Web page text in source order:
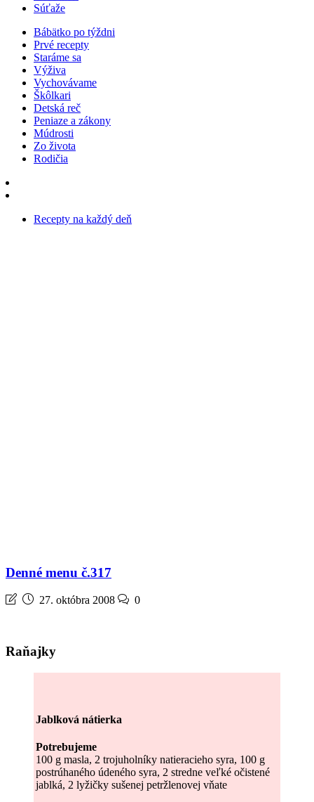
Súťaže
Bábätko po týždni
Prvé recepty
Staráme sa
Výživa
Vychovávame
Škôlkari
Detská reč
Peniaze a zákony
Múdrosti
Zo života
Rodičia
Recepty na každý deň
Denné menu č.317
27. októbra 2008 0
Raňajky
Jablková nátierka
Potrebujeme
100 g masla, 2 trojuholníky natieracieho syra, 100 g
postrúhaného údeného syra, 2 stredne veľké očistené
jablká, 2 lyžičky sušenej petržlenovej vňate